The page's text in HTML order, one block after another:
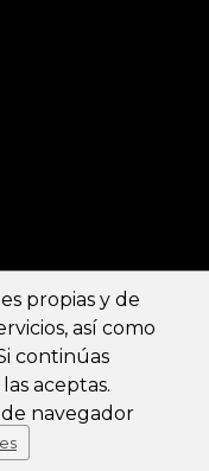
Reserved
-Política de cookies
propias y de
así como
continúas
aceptas.
navegador